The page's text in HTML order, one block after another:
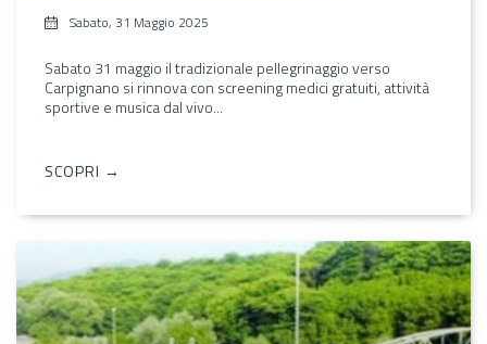
Sabato, 31 Maggio 2025
Sabato 31 maggio il tradizionale pellegrinaggio verso
Carpignano si rinnova con screening medici gratuiti, attività
sportive e musica dal vivo...
SCOPRI →